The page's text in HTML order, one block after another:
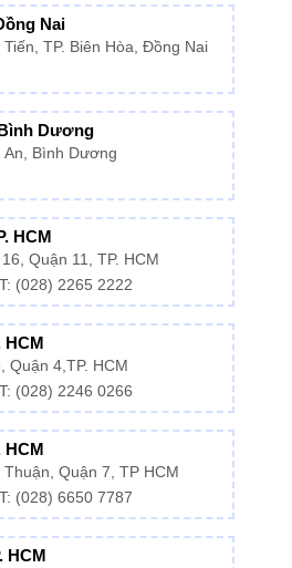
Nai
TP. Biên Hòa, Đồng Nai
Dương
Bình Dương
HCM
Quận 11, TP. HCM
(028) 2265 2222
HCM
Quận 4,TP. HCM
(028) 2246 0266
HCM
Quận 7, TP HCM
(028) 6650 7787
HCM